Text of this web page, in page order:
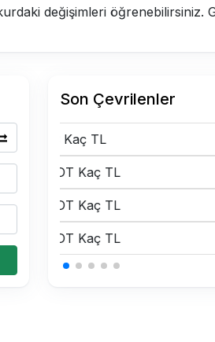
değişimleri öğrenebilirsiniz.
Son Çevrilenler
175 BTC Kaç TL
0.15 USDT Kaç TL
0.15 USDT Kaç TL
0.15 USDT Kaç TL